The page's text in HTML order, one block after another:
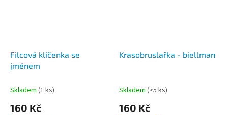
Filcová klíčenka se
jménem
Skladem (1 ks)
160 Kč
Krasobruslařka - biellman
Skladem (>5 ks)
160 Kč